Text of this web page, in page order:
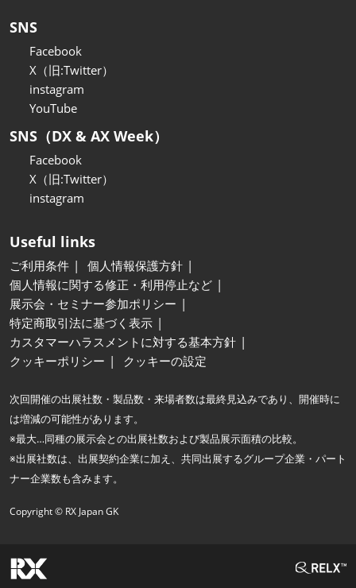
SNS
Facebook
X（旧:Twitter）
instagram
YouTube
SNS（DX & AX Week）
Facebook
X（旧:Twitter）
instagram
Useful links
ご利用条件
個人情報保護方針
個人情報に関する修正・利用停止など
展示会・セミナー参加ポリシー
特定商取引法に基づく表示
カスタマーハラスメントに対する基本方針
クッキーポリシー
クッキーの設定
次回開催の出展社数・製品数・来場者数は最終見込みであり、開催時に
は増減の可能性があります。
※最大…同種の展示会との出展社数および製品展示面積の比較。
※出展社数は、出展契約企業に加え、共同出展するグループ企業・パート
ナー企業数も含みます。
Copyright © RX Japan GK